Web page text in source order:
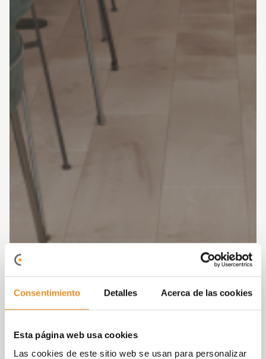
Consentimiento Detalles Acerca de las cookies
Esta página web usa cookies
Las cookies de este sitio web se usan para personalizar